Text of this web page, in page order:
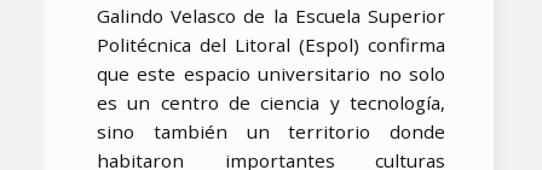
Galindo Velasco de la Escuela Superior
Politécnica del Litoral (Espol) confirma
que este espacio universitario no solo
es un centro de ciencia y tecnología,
sino también un territorio donde
habitaron importantes culturas